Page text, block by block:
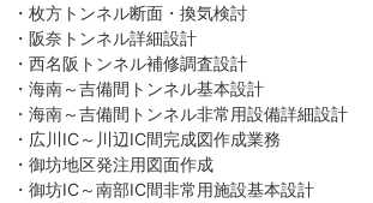
・枚方トンネル断面・換気検討
・阪奈トンネル詳細設計
・西名阪トンネル補修調査設計
・海南～吉備間トンネル基本設計
・海南～吉備間トンネル非常用設備詳細設計
・広川IC～川辺IC間完成図作成業務
・御坊地区発注用図面作成
・御坊IC～南部IC間非常用施設基本設計